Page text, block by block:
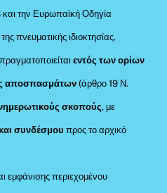
την Ευρωπαϊκή Οδηγία
πνευματικής ιδιοκτησίας.
εντός των ορίων
αποσπασμάτων (άρθρο 19 Ν.
σκοπούς, με
συνδέσμου προς το αρχικό
εμφάνισης περιεχομένου